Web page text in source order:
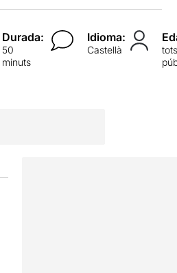
Durada:
50
minuts
Idioma:
Castellà